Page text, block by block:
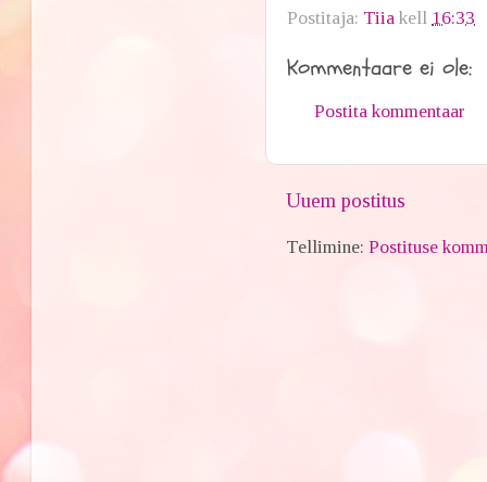
Postitaja: Tiia kell 16:33
Kommentaare ei ole:
Postita kommentaar
Uuem postitus
Tellimine:Postituse